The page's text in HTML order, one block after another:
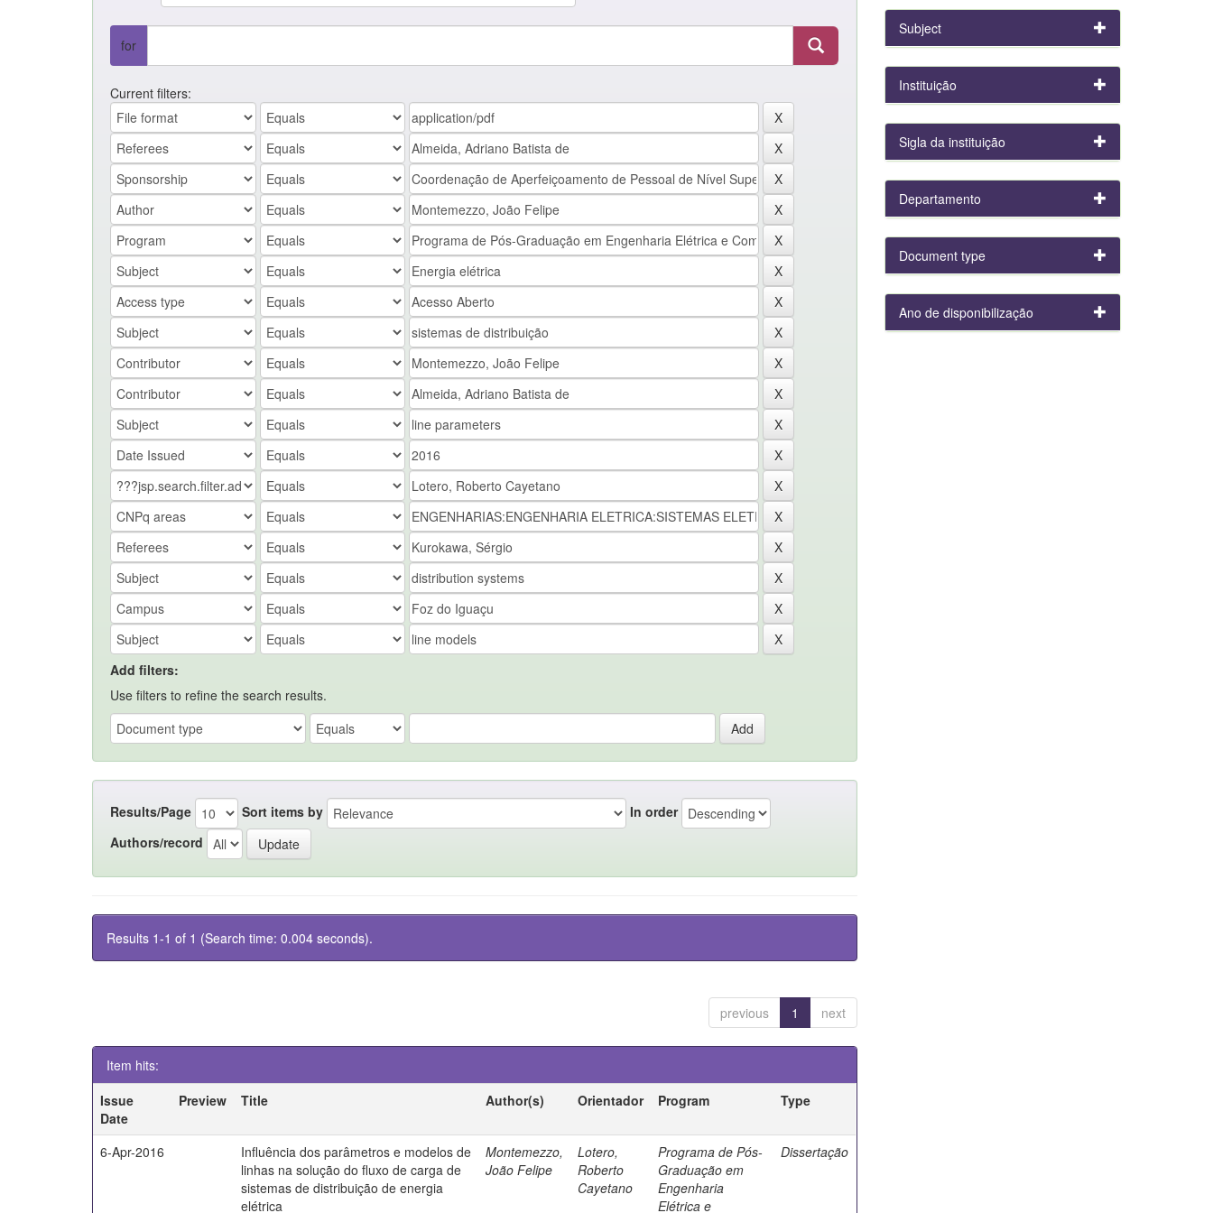
for
Current filters:
Add filters:
Use filters to refine the search results.
Results/Page Sort items by
In order
Authors/record
Results 1-1 of 1 (Search time: 0.004 seconds).
previous 1 next
Item hits:
Issue
Date
Preview Title Author(s) Orientador Program Type
6-Apr-2016
Influência dos parâmetros e modelos de
linhas na solução do fluxo de carga de
sistemas de distribuição de energia
elétrica
Montemezzo,
João Felipe
Lotero,
Roberto
Cayetano
Programa de Pós-
Graduação em
Engenharia
Elétrica e
Dissertação
Subject
Instituição
Sigla da instituição
Departamento
Document type
Ano de disponibilização